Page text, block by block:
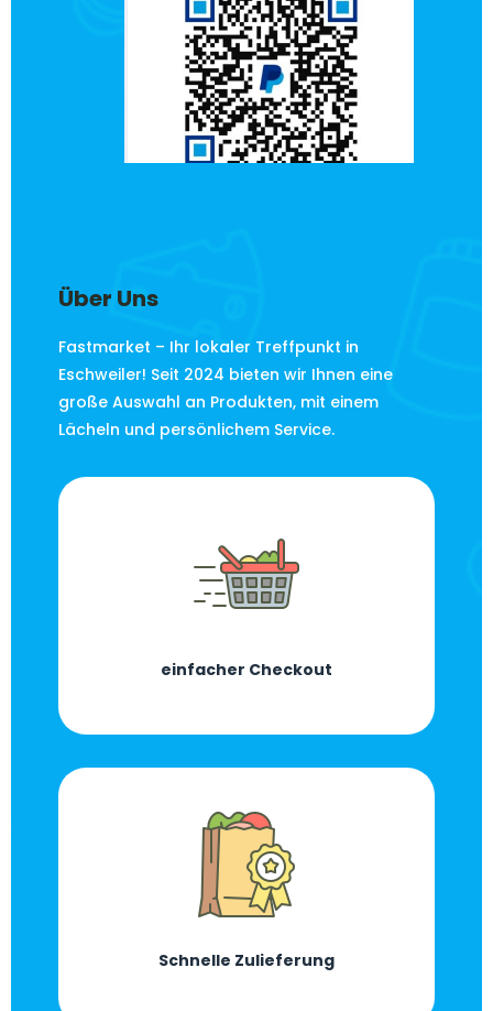
Über Uns
Fastmarket – Ihr lokaler Treffpunkt in
Eschweiler! Seit 2024 bieten wir Ihnen eine
große Auswahl an Produkten, mit einem
Lächeln und persönlichem Service.
einfacher Checkout
Schnelle Zulieferung